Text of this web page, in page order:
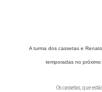
A turma dos cassetas e
temporadas no
Os cassetas, que